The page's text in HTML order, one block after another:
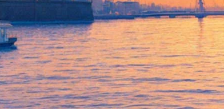
Актриса и продюсер Алиса Хазанова снимет фильм о
«группах смерти», администраторы которых склоняли
подростков к суициду. Лента получила рабочее название
«Белый список» (18+), историю придумал сценарист Роман
Волобуев, а оператором согласилась выступить Ксения
Середа, снявшая «Дылду» Кантемира Балагова. Об этом стало
известно на питчинге в министерстве культуры.